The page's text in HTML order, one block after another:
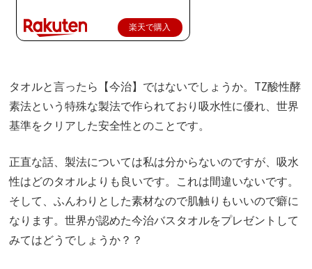
楽天で購入
タオルと言ったら【今治】ではないでしょうか。TZ酸性酵
素法という特殊な製法で作られており吸水性に優れ、世界
基準をクリアした安全性とのことです。
正直な話、製法については私は分からないのですが、吸水
性はどのタオルよりも良いです。これは間違いないです。
そして、ふんわりとした素材なので肌触りもいいので癖に
なります。世界が認めた今治バスタオルをプレゼントして
みてはどうでしょうか？？